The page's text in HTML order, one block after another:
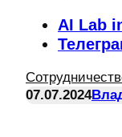
AI Lab
07.07.2024